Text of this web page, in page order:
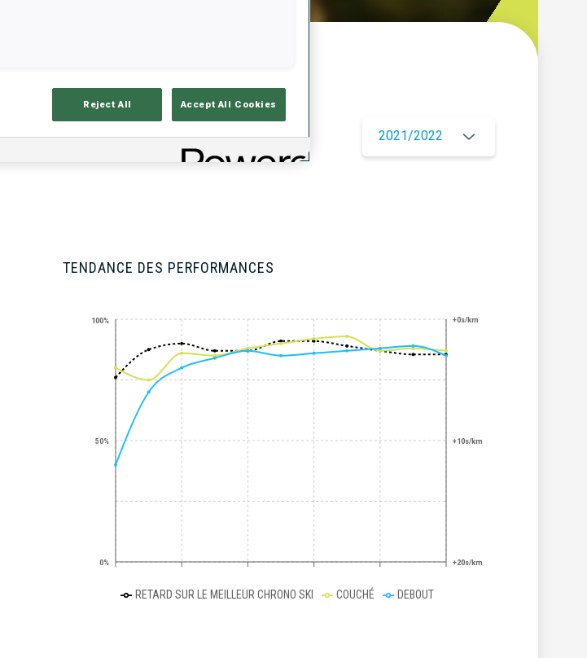
2021/2022
TENDANCE DES PERFORMANCES
0%
50%
100% +0s/km
+10s/km
+20s/km
RETARD SUR LE MEILLEUR CHRONO SKI COUCHÉ DEBOUT
Reject All Accept All Cookies